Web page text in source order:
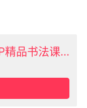
书法课程下载